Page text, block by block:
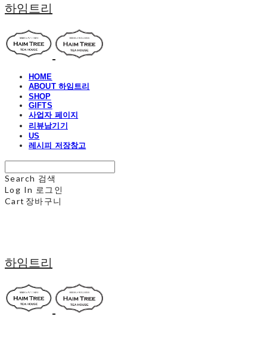
하임트리
HOME
ABOUT 하임트리
SHOP
GIFTS
사업자 페이지
리뷰남기기
US
레시피 저장창고
Search 검색
Log In 로그인
Cart 장바구니
하임트리